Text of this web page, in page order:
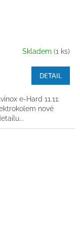
Skladem (1 ks)
DETAIL
e-Hard 11.11:
nové